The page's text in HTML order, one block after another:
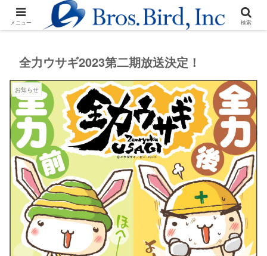
株式会社ビー・バードはアニメーション制作会社です。
全力ウサギ2023第二期放送決定！
お知らせ
メニュー 検索